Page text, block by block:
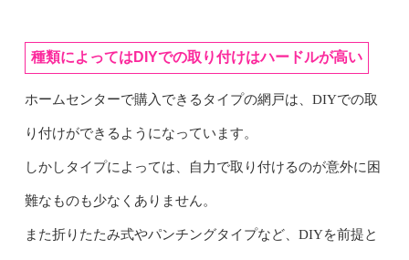
種類によってはDIYでの取り付けはハードルが高い
ホームセンターで購入できるタイプの網戸は、DIYでの取
り付けができるようになっています。
しかしタイプによっては、自力で取り付けるのが意外に困
難なものも少なくありません。
また折りたたみ式やパンチングタイプなど、DIYを前提と